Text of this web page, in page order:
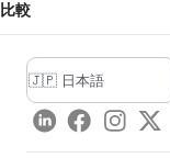
比較
LinkedInFacebook